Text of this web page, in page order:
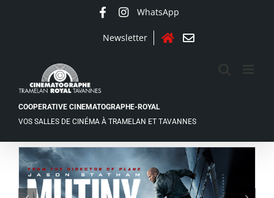
WhatsApp
Newsletter
AccueilContact
COOPERATIVE CINEMATOGRAPHE-ROYAL
VOS SALLES DE CINÉMA À TRAMELAN ET TAVANNES